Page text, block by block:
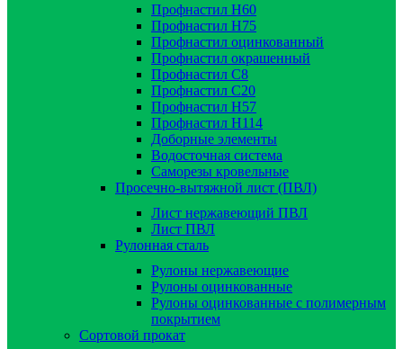
Профнастил Н60
Профнастил Н75
Профнастил оцинкованный
Профнастил окрашенный
Профнастил С8
Профнастил С20
Профнастил Н57
Профнастил Н114
Доборные элементы
Водосточная система
Саморезы кровельные
Просечно-вытяжной лист (ПВЛ)
Лист нержавеющий ПВЛ
Лист ПВЛ
Рулонная сталь
Рулоны нержавеющие
Рулоны оцинкованные
Рулоны оцинкованные с полимерным
покрытием
Сортовой прокат